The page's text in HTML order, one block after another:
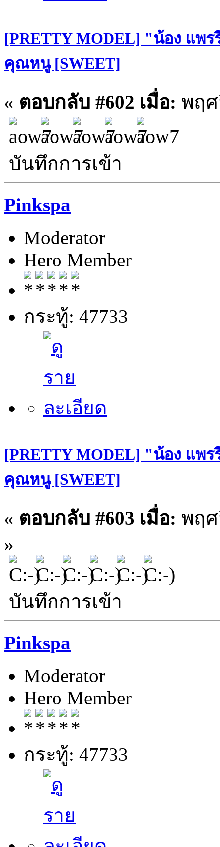
[PRETTY MODEL] "น้อง แพ
คุณหนู [SWEET]
« ตอบกลับ #602 เมื่อ: พฤศ
บันทึกการเข้า
Pinkspa
Moderator
Hero Member
กระทู้: 47733
[PRETTY MODEL] "น้อง แพ
คุณหนู [SWEET]
« ตอบกลับ #603 เมื่อ: พฤศ
»
บันทึกการเข้า
Pinkspa
Moderator
Hero Member
กระทู้: 47733